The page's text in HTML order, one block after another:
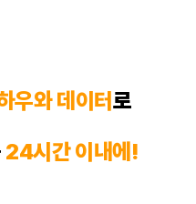
우와 데이터로
24시간 이내에!